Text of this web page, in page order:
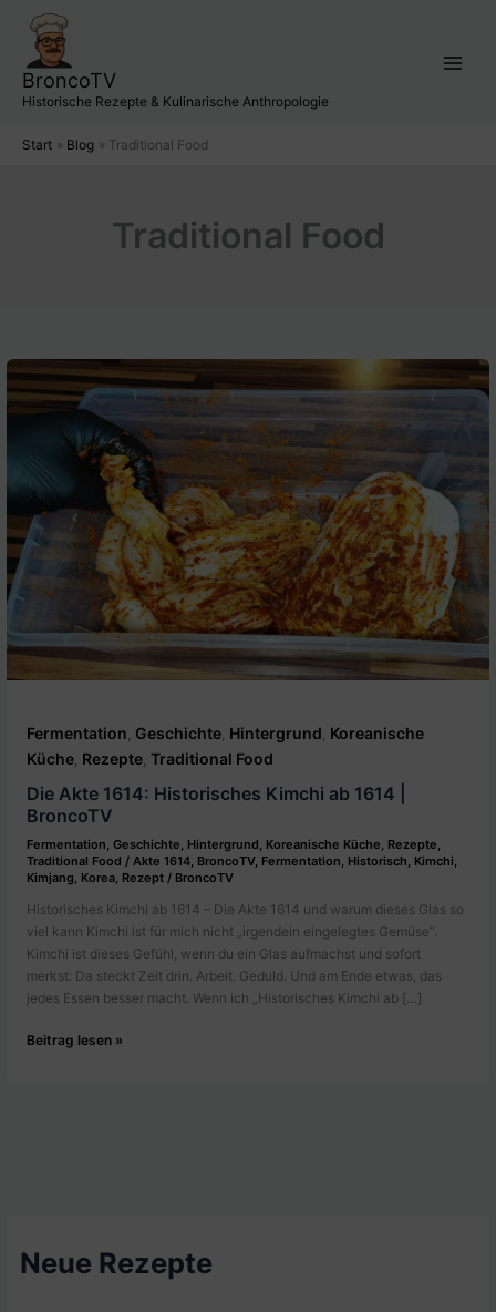
Inhalt
springen
BroncoTV
Historische Rezepte & Kulinarische Anthropologie
Start Blog Traditional Food
Traditional Food
Fermentation, Geschichte, Hintergrund, Koreanische
Küche, Rezepte,Traditional Food
Die Akte 1614: Historisches Kimchi ab 1614 |
BroncoTV
Fermentation,Geschichte, Hintergrund, Koreanische Küche, Rezepte,
Traditional Food /Akte 1614, BroncoTV, Fermentation, Historisch, Kimchi,
Kimjang, Korea, Rezept / BroncoTV
Historisches Kimchi ab 1614 – Die Akte 1614 und warum dieses Glas so
viel kann Kimchi ist für mich nicht „irgendein eingelegtes Gemüse“.
Kimchi ist dieses Gefühl, wenn du ein Glas aufmachst und sofort
merkst: Da steckt Zeit drin. Arbeit. Geduld. Und am Ende etwas, das
jedes Essen besser macht. Wenn ich „Historisches Kimchi ab […]
Die
Beitrag lesen »
Neue Rezepte